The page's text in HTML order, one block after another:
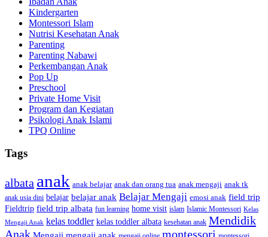
Kindergarten
Montessori Islam
Nutrisi Kesehatan Anak
Parenting
Parenting Nabawi
Perkembangan Anak
Pop Up
Preschool
Private Home Visit
Program dan Kegiatan
Psikologi Anak Islami
TPQ Online
Tags
albata anak anak belajar anak dan orang tua anak mengaji anak tk
anak usia dini belajar belajar anak Belajar Mengaji emosi anak field trip
Fieldtrip field trip albata fun learning home visit islam Islamic Montessori Kelas
Mengaji Anak kelas toddler kelas toddler albata kesehatan anak Mendidik
Anak
montessori